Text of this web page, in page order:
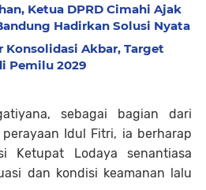
Ketua DPRD Cimahi Ajak
Hadirkan Solusi Nyata
Konsolidasi Akbar, Target
Pemilu 2029
sebagai bagian dari
Idul Fitri, ia berharap
Ketupat Lodaya senantiasa
dan kondisi keamanan lalu